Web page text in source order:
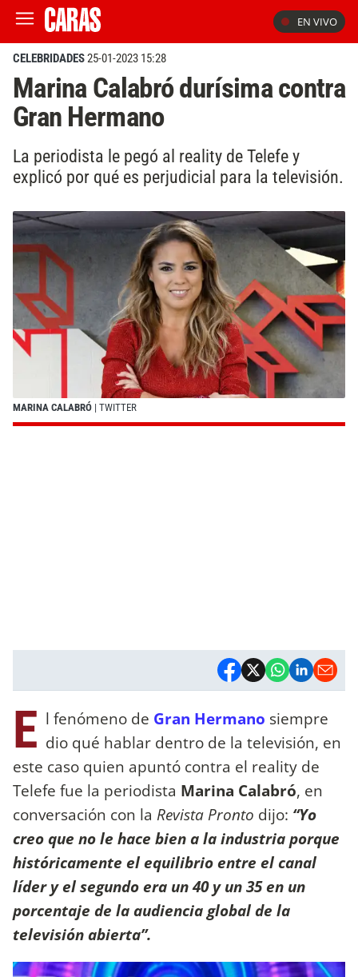
EN VIVO
CELEBRIDADES25-01-2023 15:28
Marina Calabró durísima contra
Gran Hermano
La periodista le pegó al reality de Telefe y
explicó por qué es perjudicial para la televisión.
MARINA CALABRÓ | TWITTER
E l fenómeno de Gran Hermano siempre
dio qué hablar dentro de la televisión, en
este caso quien apuntó contra el reality de
Telefe fue la periodista Marina Calabró, en
conversación con la Revista Pronto dijo: “Yo
creo que no le hace bien a la industria porque
históricamente el equilibrio entre el canal
líder y el segundo era un 40 y un 35 en un
porcentaje de la audiencia global de la
televisión abierta”.